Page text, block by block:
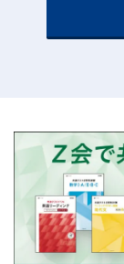
向
け
書
籍、